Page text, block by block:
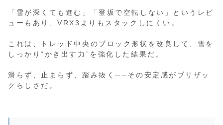
「雪が深くても進む」「登坂で空転しない」というレビ
ューもあり、VRX3よりもスタックしにくい。
これは、トレッド中央のブロック形状を改良して、雪を
しっかり“かき出す力”を強化した結果だ。
滑らず、止まらず、踏み抜く──その安定感がブリザッ
クらしさだ。